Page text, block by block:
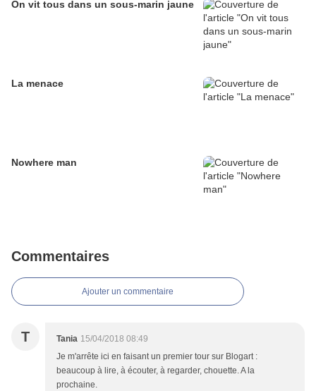
On vit tous dans un sous-marin jaune
La menace
Nowhere man
Commentaires
Ajouter un commentaire
T Tania 15/04/2018 08:49
Je m'arrête ici en faisant un premier tour sur Blogart :
beaucoup à lire, à écouter, à regarder, chouette. A la
prochaine.